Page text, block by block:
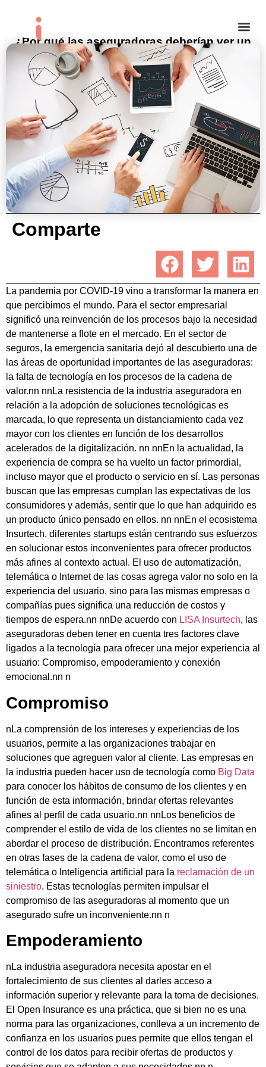
¿Por qué las aseguradoras deberían ver un
aliado en la tecnología?
febrero 2, 2022
Comparte
La pandemia por COVID-19 vino a transformar la manera en
que percibimos el mundo. Para el sector empresarial
significó una reinvención de los procesos bajo la necesidad
de mantenerse a flote en el mercado. En el sector de
seguros, la emergencia sanitaria dejó al descubierto una de
las áreas de oportunidad importantes de las aseguradoras:
la falta de tecnología en los procesos de la cadena de
valor.nn nn La resistencia de la industria aseguradora en
relación a la adopción de soluciones tecnológicas es
marcada, lo que representa un distanciamiento cada vez
mayor con los clientes en función de los desarrollos
acelerados de la digitalización. nn nnEn la actualidad, la
experiencia de compra se ha vuelto un factor primordial,
incluso mayor que el producto o servicio en sí. Las personas
buscan que las empresas cumplan las expectativas de los
consumidores y además, sentir que lo que han adquirido es
un producto único pensado en ellos. nn nnEn el ecosistema
Insurtech, diferentes startups están centrando sus esfuerzos
en solucionar estos inconvenientes para ofrecer productos
más afines al contexto actual. El uso de automatización,
telemática o Internet de las cosas agrega valor no solo en la
experiencia del usuario, sino para las mismas empresas o
compañías pues significa una reducción de costos y
tiempos de espera.nn nnDe acuerdo con LISA Insurtech, las
aseguradoras deben tener en cuenta tres factores clave
ligados a la tecnología para ofrecer una mejor experiencia al
usuario: Compromiso, empoderamiento y conexión
emocional.nn n
Compromiso
n La comprensión de los intereses y experiencias de los
usuarios, permite a las organizaciones trabajar en
soluciones que agreguen valor al cliente. Las empresas en
la industria pueden hacer uso de tecnología como Big Data
para conocer los hábitos de consumo de los clientes y en
función de esta información, brindar ofertas relevantes
afines al perfil de cada usuario.nn nn Los beneficios de
comprender el estilo de vida de los clientes no se limitan en
abordar el proceso de distribución. Encontramos referentes
en otras fases de la cadena de valor, como el uso de
telemática o Inteligencia artificial para la reclamación de un
siniestro. Estas tecnologías permiten impulsar el
compromiso de las aseguradoras al momento que un
asegurado sufre un inconveniente.nn n
Empoderamiento
n La industria aseguradora necesita apostar en el
fortalecimiento de sus clientes al darles acceso a
información superior y relevante para la toma de decisiones.
El Open Insurance es una práctica, que si bien no es una
norma para las organizaciones, conlleva a un incremento de
confianza en los usuarios pues permite que ellos tengan el
control de los datos para recibir ofertas de productos y